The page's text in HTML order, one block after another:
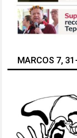
MARCOS 7,